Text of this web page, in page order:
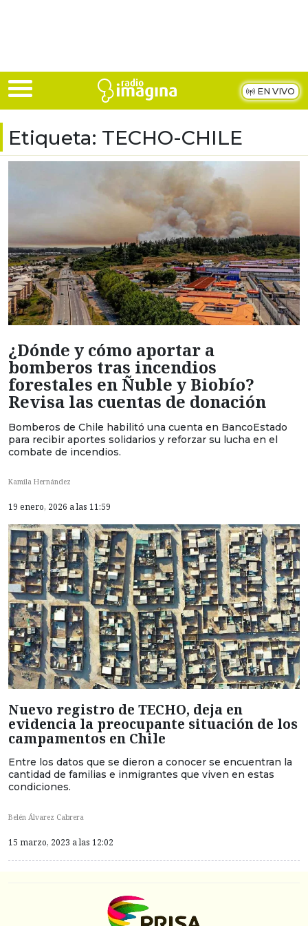
EN VIVO
Etiqueta: TECHO-CHILE
¿Dónde y cómo aportar a
bomberos tras incendios
forestales en Ñuble y Biobío?
Revisa las cuentas de donación
Bomberos de Chile habilitó una cuenta en BancoEstado
para recibir aportes solidarios y reforzar su lucha en el
combate de incendios.
Kamila Hernández
19 enero, 2026 a las 11:59
Nuevo registro de TECHO, deja en
evidencia la preocupante situación de los
campamentos en Chile
Entre los datos que se dieron a conocer se encuentran la
cantidad de familias e inmigrantes que viven en estas
condiciones.
Belén Álvarez Cabrera
15 marzo, 2023 a las 12:02